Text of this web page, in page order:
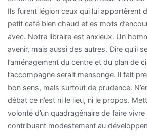
Ils furent légion ceux qui lui apportèrent
petit café bien chaud et es mots
avec. Notre libraire est anxieux. Un
avenir, mais aussi des autres. Dire qu’il
l’aménagement du centre et du plan de
l’accompagne serait mensonge. Il fait
bon sens, mais surtout de prudence.
débat ce n’est ni le lieu, ni le propos.
volonté d’un quadragénaire de faire
contribuant modestement au